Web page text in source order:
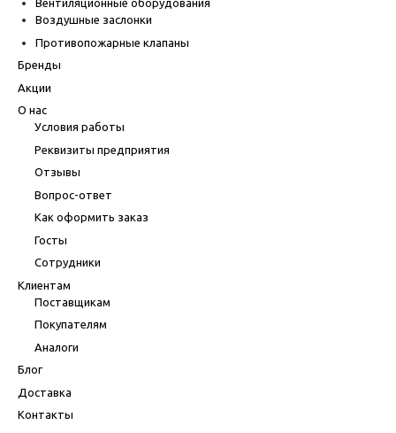
Вентиляционные оборудования
Воздушные заслонки
Противопожарные клапаны
Бренды
Акции
О нас
Условия работы
Реквизиты предприятия
Отзывы
Вопрос-ответ
Как оформить заказ
Госты
Сотрудники
Клиентам
Поставщикам
Покупателям
Аналоги
Блог
Доставка
Контакты